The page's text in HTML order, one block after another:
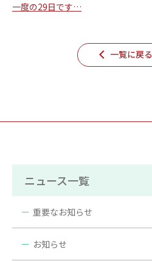
一度の29日です…
一覧に戻る
ニュース一覧
重要なお知らせ
お知らせ